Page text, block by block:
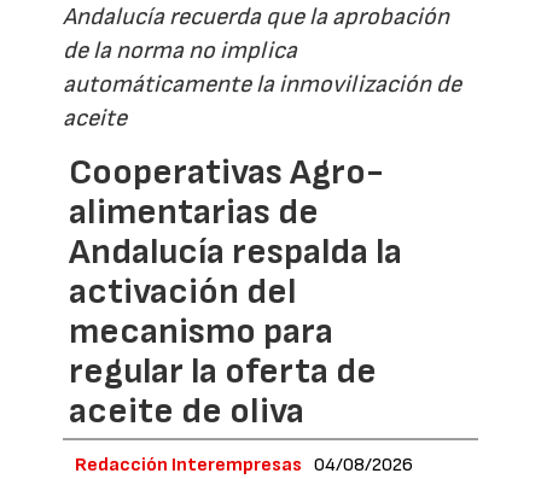
Andalucía recuerda que la aprobación
de la norma no implica
automáticamente la inmovilización de
aceite
Cooperativas Agro-
alimentarias de
Andalucía respalda la
activación del
mecanismo para
regular la oferta de
aceite de oliva
Redacción Interempresas 04/08/2026